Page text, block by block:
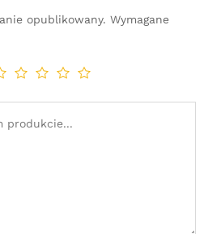
opublikowany. Wymagane